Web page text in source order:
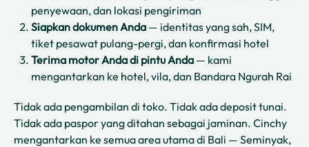
penyewaan, dan lokasi pengiriman
Siapkan dokumen Anda — identitas yang sah, SIM,
tiket pesawat pulang-pergi, dan konfirmasi hotel
Terima motor Anda di pintu Anda — kami
mengantarkan ke hotel, vila, dan Bandara Ngurah Rai
Tidak ada pengambilan di toko. Tidak ada deposit tunai.
Tidak ada paspor yang ditahan sebagai jaminan. Cinchy
mengantarkan ke semua area utama di Bali — Seminyak,